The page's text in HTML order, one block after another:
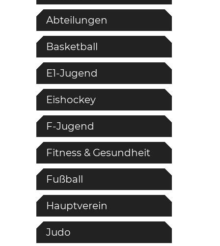
Abteilungen
Basketball
E1-Jugend
Eishockey
F-Jugend
Fitness & Gesundheit
Fußball
Hauptverein
Judo